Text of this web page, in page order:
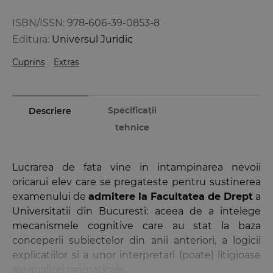
ISBN/ISSN: 978-606-39-0853-8
Editura: Universul Juridic
Cuprins Extras
Descriere
Specificații
tehnice
Lucrarea de fata vine in intampinarea nevoii
oricarui elev care se pregateste pentru sustinerea
examenului de admitere la Facultatea de Drept a
Universitatii din Bucuresti: aceea de a intelege
mecanismele cognitive care au stat la baza
conceperii subiectelor din anii anteriori, a logicii
explicatiilor si a unor interpretari (poate) litigioase